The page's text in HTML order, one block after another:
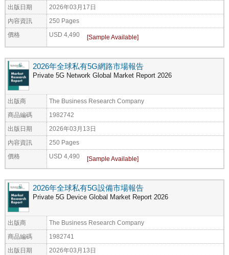
出版日期 2026年03月17日
內容資訊 250 Pages
價格 USD 4,490
2026年全球私有5G網路市場報告
Private 5G Network Global Market Report 2026
出版商 The Business Research Company
商品編碼 1982742
出版日期 2026年03月13日
內容資訊 250 Pages
價格 USD 4,490
2026年全球私有5G設備市場報告
Private 5G Device Global Market Report 2026
出版商 The Business Research Company
商品編碼 1982741
出版日期 2026年03月13日